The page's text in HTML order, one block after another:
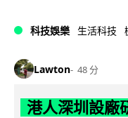
科技娛樂 生活科技
Lawton 48 分
港人深圳設廠